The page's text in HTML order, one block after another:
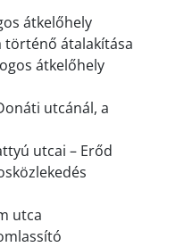
átkelőhely
átalakítása
átkelőhely
utcánál, a
utcai – Erőd
utca